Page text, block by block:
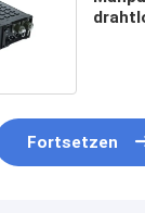
Fortsetzen